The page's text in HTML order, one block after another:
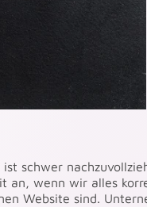
schwer
an, wenn wir alles
Website sind.